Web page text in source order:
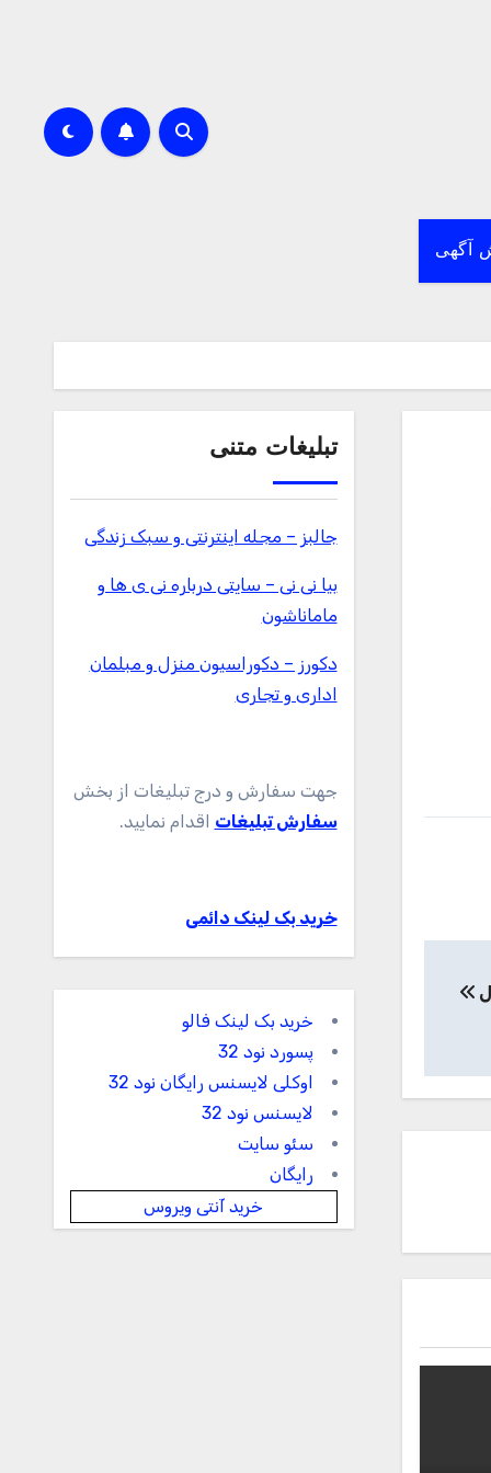
آگهی
تبلیغات متنی
جالبز – مجله اینترنتی و سبک زندگی
بیا نی نی – سایتی درباره نی ی ها و
ماماناشون
دکورز – دکوراسیون منزل و مبلمان
اداری و تجاری
جهت سفارش و درج تبلیغات از بخش
سفارش تبلیغات اقدام نمایید.
خرید بک لینک دائمی
خرید بک لینک فالو
پسورد نود 32
اوکلی لایسنس رایگان نود 32
لایسنس نود 32
سئو سایت
رایگان
خرید آنتی ویروس